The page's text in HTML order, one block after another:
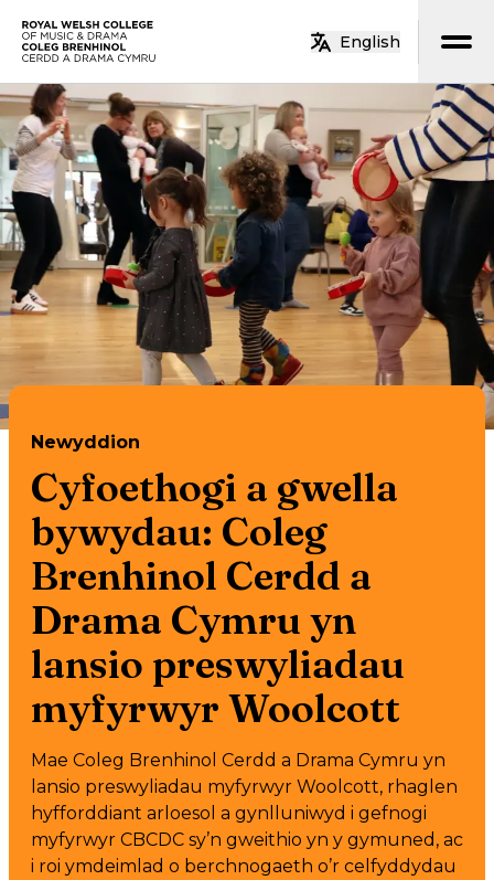
Neidio i’r prif gynnwys
English
Newyddion
Cyfoethogi a gwella
bywydau: Coleg
Brenhinol Cerdd a
Drama Cymru yn
lansio preswyliadau
myfyrwyr Woolcott
Mae Coleg Brenhinol Cerdd a Drama Cymru yn
lansio preswyliadau myfyrwyr Woolcott, rhaglen
hyfforddiant arloesol a gynlluniwyd i gefnogi
myfyrwyr CBCDC sy’n gweithio yn y gymuned, ac
i roi ymdeimlad o berchnogaeth o’r celfyddydau